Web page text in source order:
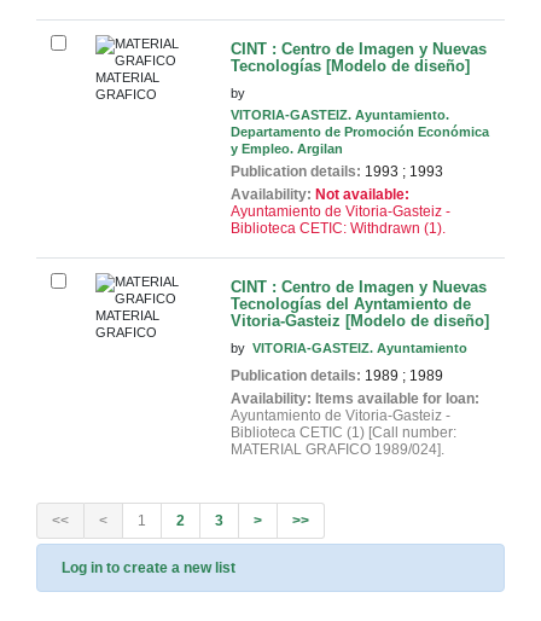
MATERIAL
GRAFICO
CINT : Centro de Imagen y Nuevas
Tecnologías [Modelo de diseño]
by
VITORIA-GASTEIZ. Ayuntamiento.
Departamento de Promoción Económica
y Empleo. Argilan
Publication details: 1993 ; 1993
Availability: Not available:
Ayuntamiento de Vitoria-Gasteiz -
Biblioteca CETIC: Withdrawn (1).
MATERIAL
GRAFICO
CINT : Centro de Imagen y Nuevas
Tecnologías del Ayntamiento de
Vitoria-Gasteiz [Modelo de diseño]
by VITORIA-GASTEIZ. Ayuntamiento
Publication details: 1989 ; 1989
Availability: Items available for loan:
Ayuntamiento de Vitoria-Gasteiz -
Biblioteca CETIC (1) Call number:
MATERIAL GRAFICO 1989/024
<< < 1 2 3 > >>
Log in to create a new list